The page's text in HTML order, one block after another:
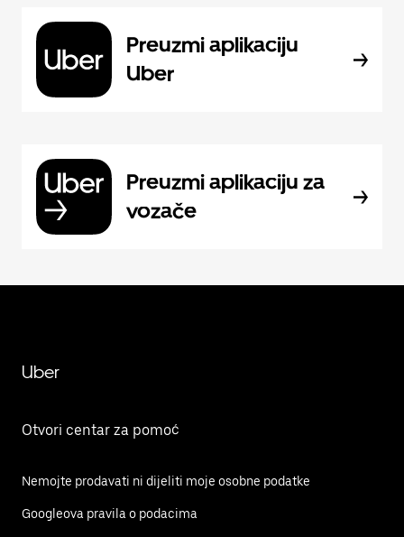
Preuzmi aplikaciju
Uber
Preuzmi aplikaciju za
vozače
Uber
Otvori centar za pomoć
Nemojte prodavati ni dijeliti moje osobne podatke
Googleova pravila o podacima